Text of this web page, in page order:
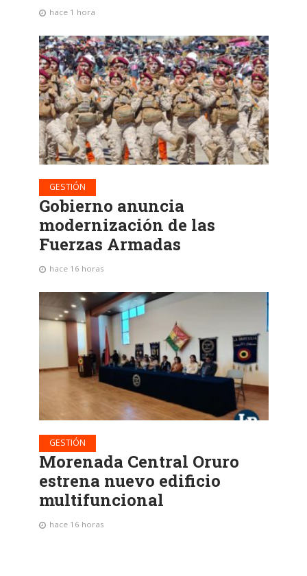
hace 1 hora
GESTIÓN
Gobierno anuncia
modernización de las
Fuerzas Armadas
hace 16 horas
GESTIÓN
Morenada Central Oruro
estrena nuevo edificio
multifuncional
hace 16 horas